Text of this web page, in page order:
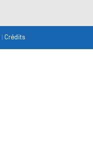
| Crédits